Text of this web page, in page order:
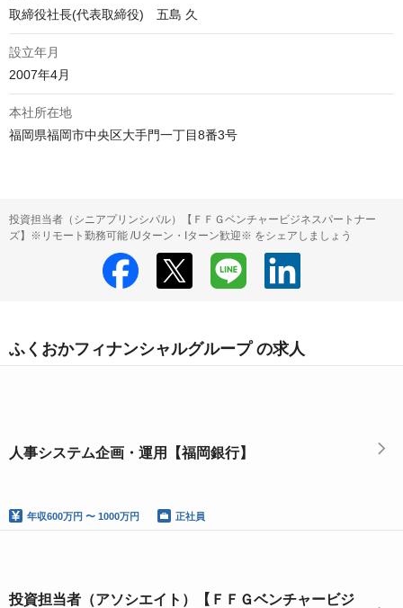
取締役社長(代表取締役)　五島 久
設立年月
2007年4月
本社所在地
福岡県福岡市中央区大手門一丁目8番3号
投資担当者（シニアプリンシパル）【ＦＦＧベンチャービジネスパートナー
ズ】※リモート勤務可能 /Uターン・Iターン歓迎※ をシェアしましょう
ふくおかフィナンシャルグループ の求人
人事システム企画・運用【福岡銀行】
年収600万円 〜 1000万円 正社員
投資担当者（アソシエイト）【ＦＦＧベンチャービジ